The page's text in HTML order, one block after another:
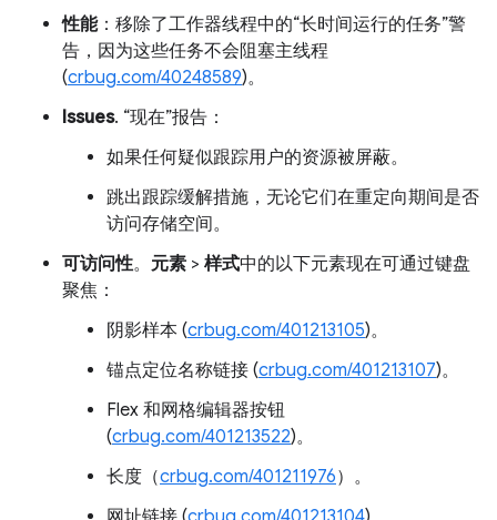
性能：移除了工作器线程中的“长时间运行的任务”警
告，因为这些任务不会阻塞主线程
(crbug.com/40248589)。
Issues. “现在”报告：
如果任何疑似跟踪用户的资源被屏蔽。
跳出跟踪缓解措施，无论它们在重定向期间是否
访问存储空间。
可访问性。 元素 > 样式中的以下元素现在可通过键盘
聚焦：
阴影样本 (crbug.com/401213105)。
锚点定位名称链接 (crbug.com/401213107)。
Flex 和网格编辑器按钮
(crbug.com/401213522)。
长度（crbug.com/401211976）。